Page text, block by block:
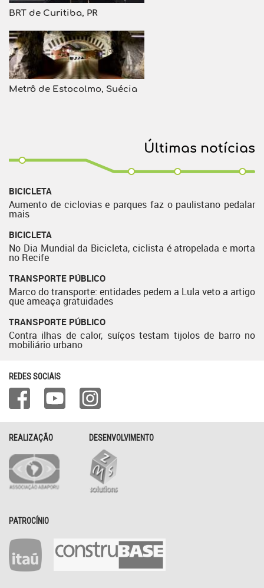
BRT de Curitiba, PR
Metrô de Estocolmo, Suécia
Últimas notícias
BICICLETA
Aumento de ciclovias e parques faz o paulistano pedalar
mais
BICICLETA
No Dia Mundial da Bicicleta, ciclista é atropelada e morta
no Recife
TRANSPORTE PÚBLICO
Marco do transporte: entidades pedem a Lula veto a artigo
que ameaça gratuidades
TRANSPORTE PÚBLICO
Contra ilhas de calor, suíços testam tijolos de barro no
mobiliário urbano
REDES SOCIAIS
REALIZAÇÃO DESENVOLVIMENTO
PATROCÍNIO